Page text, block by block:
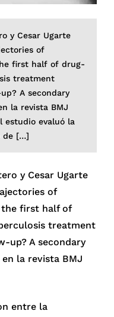
y Cesar Ugarte
of
first half of drug-
treatment
A secondary
la revista BMJ
estudio evaluó la
de […]
y Cesar Ugarte
of
the first half of
treatment
up? A secondary
la revista BMJ
entre la